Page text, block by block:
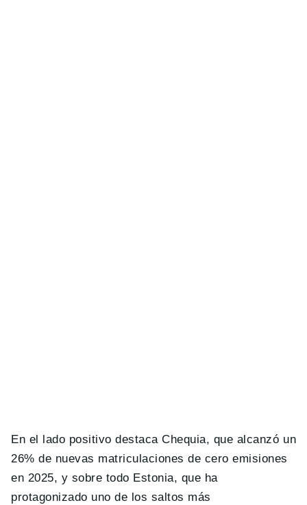
En el lado positivo destaca Chequia, que alcanzó un
26% de nuevas matriculaciones de cero emisiones
en 2025, y sobre todo Estonia, que ha
protagonizado uno de los saltos más